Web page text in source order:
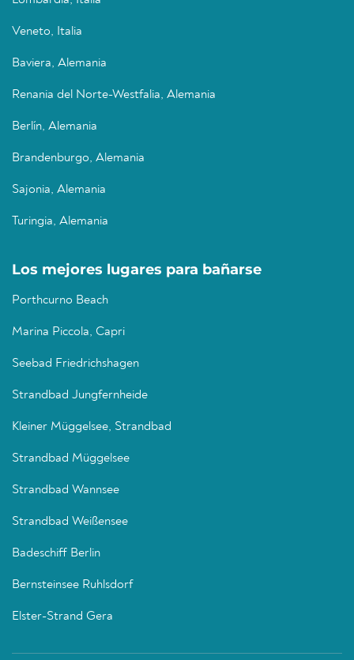
Veneto, Italia
Baviera, Alemania
Renania del Norte-Westfalia, Alemania
Berlín, Alemania
Brandenburgo, Alemania
Sajonia, Alemania
Turingia, Alemania
Los mejores lugares para bañarse
Porthcurno Beach
Marina Piccola, Capri
Seebad Friedrichshagen
Strandbad Jungfernheide
Kleiner Müggelsee, Strandbad
Strandbad Müggelsee
Strandbad Wannsee
Strandbad Weißensee
Badeschiff Berlin
Bernsteinsee Ruhlsdorf
Elster-Strand Gera